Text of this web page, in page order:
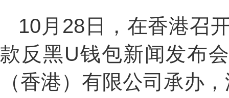
10月28日，在香港召
款反黑U钱包新闻发布
（香港）有限公司承办